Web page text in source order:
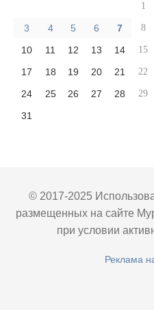
1
3 4 5 6 7 8
10 11 12 13 14 15
17 18 19 20 21 22
24 25 26 27 28 29
31
© 2017-2025
размещенных на сайте
при условии
Реклама